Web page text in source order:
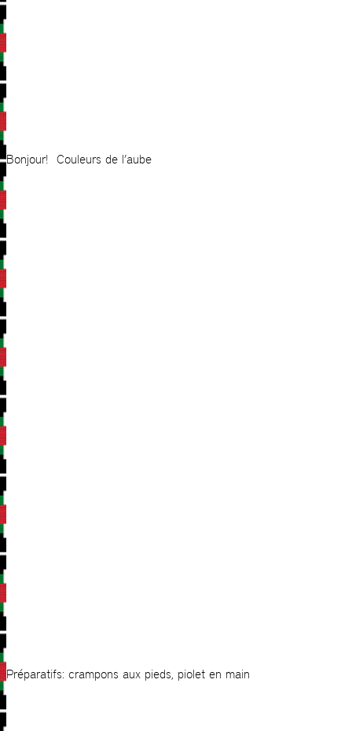
Bonjour! Couleurs de l’aube
Préparatifs: crampons aux pieds, piolet en main